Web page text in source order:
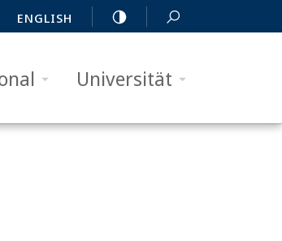
ENGLISH
Universität